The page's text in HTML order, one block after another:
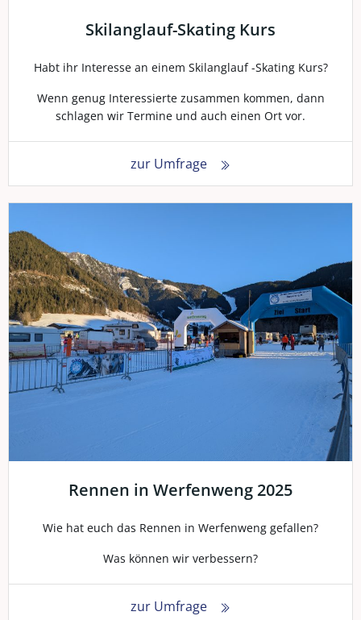
Skilanglauf-Skating Kurs
Habt ihr Interesse an einem Skilanglauf -Skating Kurs?
Wenn genug Interessierte zusammen kommen, dann
schlagen wir Termine und auch einen Ort vor.
zur Umfrage
Rennen in Werfenweng 2025
Wie hat euch das Rennen in Werfenweng gefallen?
Was können wir verbessern?
zur Umfrage